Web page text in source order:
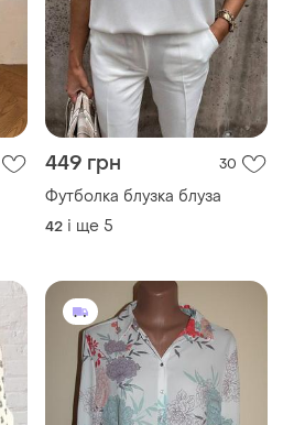
449 грн 30
Футболка блузка блуза
42 і ще 5